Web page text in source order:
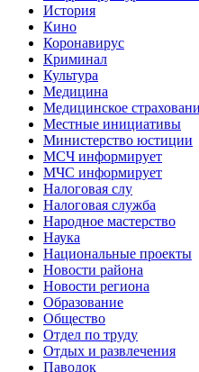
История
Кино
Коронавирус
Криминал
Культура
Медицина
Медицинское
Местные инициативы
Министерство юстиции
МСЧ информирует
МЧС информирует
Налоговая слу
Налоговая служба
Народное мастерство
Наука
Национальные проекты
Новости района
Новости региона
Образование
Общество
Отдел по труду
Отдых и развлечения
Паводок